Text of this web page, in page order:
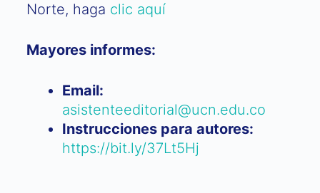
Norte, haga clic aquí
Mayores informes:
Email:
asistenteeditorial@ucn.edu.co
Instrucciones para autores:
https://bit.ly/37Lt5Hj